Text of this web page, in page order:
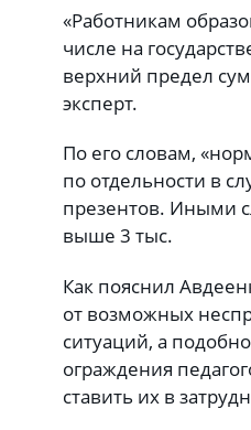
«Работникам
числе на
верхний предел
эксперт.
По его словам,
по отдельности в
презентов. Иными
выше 3 тыс.
Как пояснил
от возможных
ситуаций, а
ограждения
ставить их в